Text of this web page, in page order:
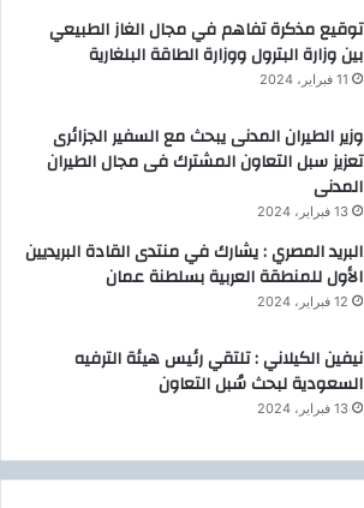
توقيع مذكرة تفاهم في مجال الغاز الطبيعي
بين وزارة البترول ووزارة الطاقة البلغارية
11 فبراير، 2024
وزير الطيران المدنى يبحث مع السفير الجزائرى
تعزيز سبل التعاون المشترك فى مجال الطيران
المدنى
13 فبراير، 2024
البريد المصري : يشارك في منتدى القادة البريديين
الأول للمنطقة العربية بسلطنة عمان
12 فبراير، 2024
نيفين الكيلاني : تلتقي رئيس هيئة الترفيه
السعودية لبحث سُبل التعاون
13 فبراير، 2024